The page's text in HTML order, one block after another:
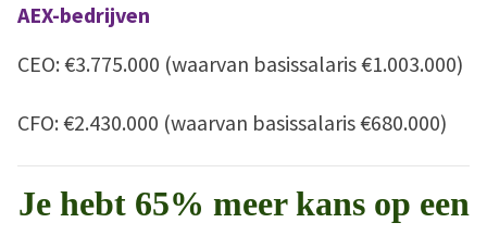
AEX-bedrijven
CEO: €3.775.000 (waarvan basissalaris €1.003.000)
CFO: €2.430.000 (waarvan basissalaris €680.000)
Je hebt 65% meer kans op een